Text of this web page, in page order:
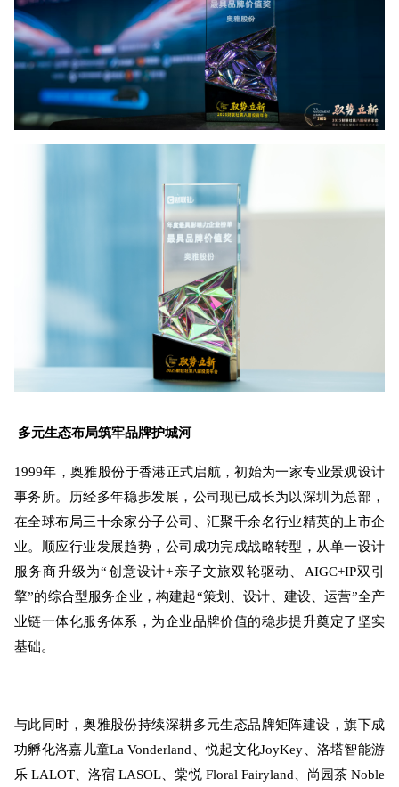
多元生态布局筑牢品牌护城河
1999年，奥雅股份于香港正式启航，初始为一家专业景观设计
事务所。历经多年稳步发展，公司现已成长为以深圳为总部，
在全球布局三十余家分子公司、汇聚千余名行业精英的上市企
业。顺应行业发展趋势，公司成功完成战略转型，从单一设计
服务商升级为“创意设计+亲子文旅双轮驱动、AIGC+IP双引
擎”的综合型服务企业，构建起“策划、设计、建设、运营”全产
业链一体化服务体系，为企业品牌价值的稳步提升奠定了坚实
基础。
与此同时，奥雅股份持续深耕多元生态品牌矩阵建设，旗下成
功孵化洛嘉儿童La Vonderland、悦起文化JoyKey、洛塔智能游
乐 LALOT、洛宿 LASOL、棠悦 Floral Fairyland、尚园茶 Noble